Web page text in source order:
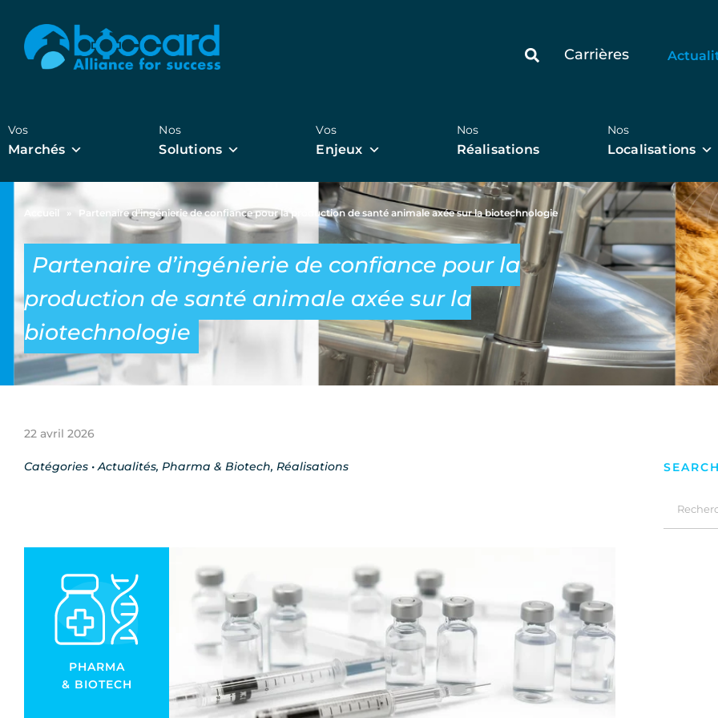
Carrières
Vos
Marchés
Nos
Solutions
Vos
Enjeux
Nos
Réalisations
Nos
Localisations
Accueil » Partenaire d’ingénierie de confiance pour la production de santé animale axée sur la biotechnologie
Partenaire d’ingénierie de confiance pour la
production de santé animale axée sur la
biotechnologie
22 avril 2026
Catégories •Actualités, Pharma & Biotech, Réalisations
PHARMA
& BIOTECH